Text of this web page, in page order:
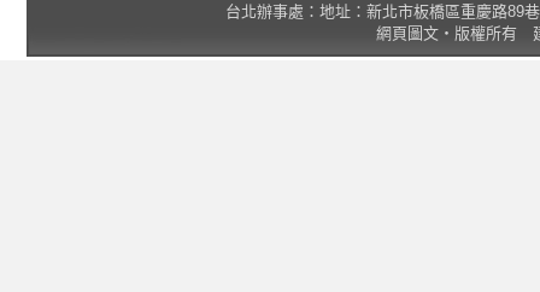
台北辦事處：地址：新北市板橋區重慶路89
網頁圖文‧版權所有 建